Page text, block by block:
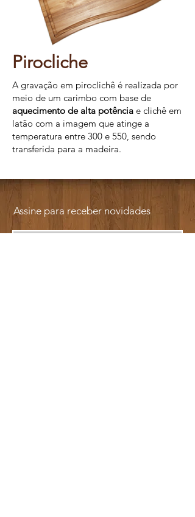
Pirocliche
A gravação em piroclichê é realizada por
meio de um carimbo com base de
aquecimento de alta potência e clichê em
latão com a imagem que atinge a
temperatura entre 300 e 550, sendo
transferida para a madeira.
Assine para receber novidades